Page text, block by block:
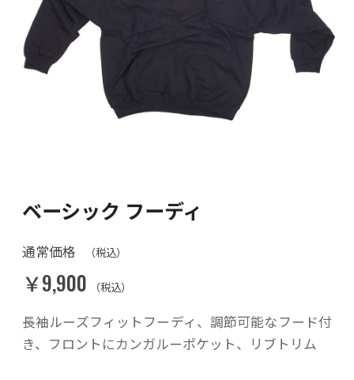
ベーシック フーディ
通常価格 （税込）
￥9,900 （税込）
長袖ルーズフィットフーディ、調節可能なフード付
き、フロントにカンガルーポケット、リブトリム